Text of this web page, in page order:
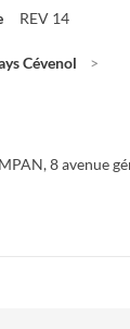
REV 14
Cévenol
8 avenue